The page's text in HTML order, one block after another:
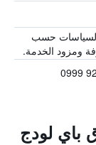
حسب
ومزود الخدمة.
باي لودج